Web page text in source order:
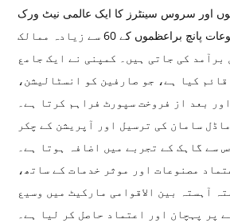
اور سروس سینٹرز کا ایک عالمی نیٹ ورک
ہے، اور اس کی مصنوعات پانچ براعظموں کے 60 سے زیادہ ممالک
برآمد کی جاتی ہیں۔ کمپنی نے ایک جامع
کیا ہے، جو صارفین کو انسٹالیشن،
بعد از فروخت سپورٹ فراہم کرتا ہے۔
سامان کی ترسیل اور آپریشن کے چکر
سے گاہک کے تجربے میں اضافہ ہوتا ہے۔
مصنوعات اور موثر خدمات کے ساتھ،
آہستہ بین الاقوامی مارکیٹ میں وسیع
پر پہچان اور اعتماد حاصل کر لیا ہے۔